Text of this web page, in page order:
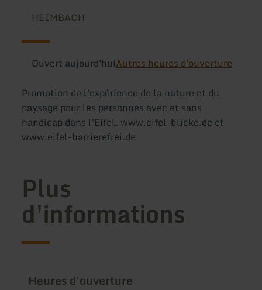
HEIMBACH
Ouvert aujourd'huiAutres heures d'ouverture
Promotion de l'expérience de la nature et du
paysage pour les personnes avec et sans
handicap dans l'Eifel. www.eifel-blicke.de et
www.eifel-barrierefrei.de
Plus
d'informations
Heures d'ouverture